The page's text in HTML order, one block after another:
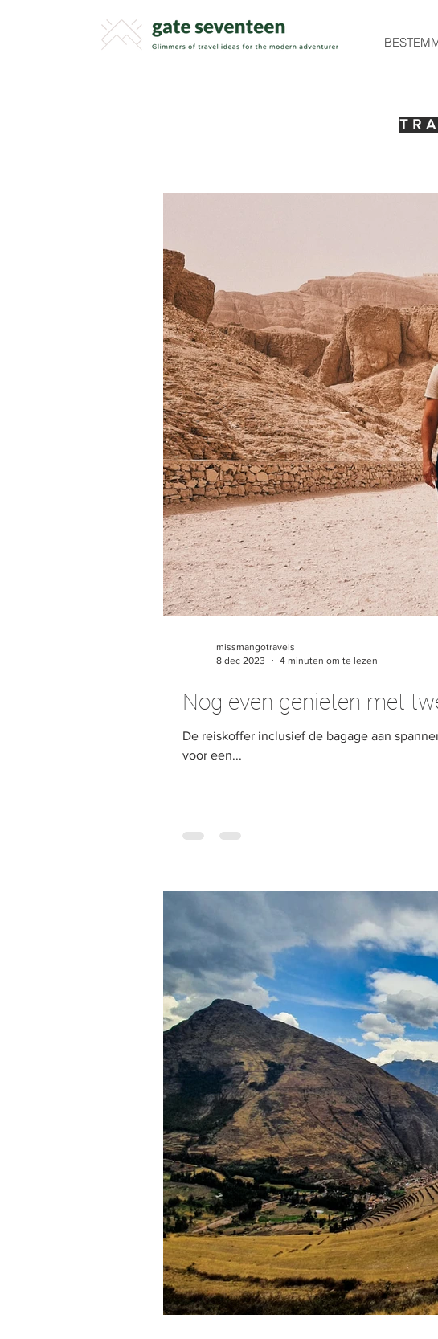
Nog even genieten met
De reiskoffer inclusief de bagage aan
voor een...
missmangotravels
8 dec 2023
4 minuten om te lezen